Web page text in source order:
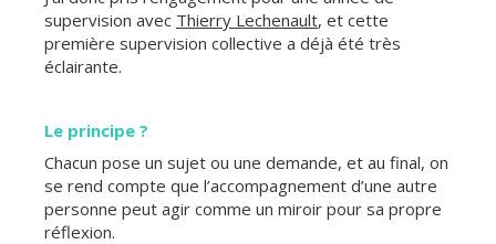
supervision avec Thierry Lechenault, et cette
première supervision collective a déjà été très
éclairante.
Le principe ?
Chacun pose un sujet ou une demande, et au final, on
se rend compte que l’accompagnement d’une autre
personne peut agir comme un miroir pour sa propre
réflexion.